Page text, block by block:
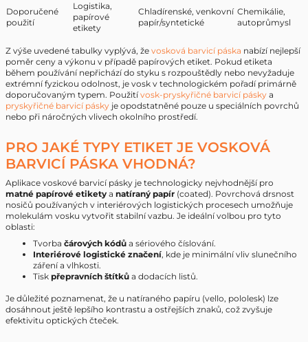
Doporučené
použití
Logistika,
papírové
etikety
Chladírenské, venkovní
papír/syntetické
Chemikálie,
autoprůmysl
Z výše uvedené tabulky vyplývá, že vosková barvicí páska nabízí nejlepší
poměr ceny a výkonu v případě papírových etiket. Pokud etiketa
během používání nepřichází do styku s rozpouštědly nebo nevyžaduje
extrémní fyzickou odolnost, je vosk v technologickém pořadí primárně
doporučovaným typem. Použitívosk-pryskyřičné barvicí pásky a
pryskyřičné barvicí pásky je opodstatněné pouze u speciálních povrchů
nebo při náročných vlivech okolního prostředí.
PRO JAKÉ TYPY ETIKET JE VOSKOVÁ
BARVICÍ PÁSKA VHODNÁ?
Aplikace voskové barvicí pásky je technologicky nejvhodnější pro
matné papírové etikety a natíraný papír (coated). Povrchová drsnost
nosičů používaných v interiérových logistických procesech umožňuje
molekulám vosku vytvořit stabilní vazbu. Je ideální volbou pro tyto
oblasti:
Tvorba čárových kódů a sériového číslování.
Interiérové logistické značení, kde je minimální vliv slunečního
záření a vlhkosti.
Tisk přepravních štítků a dodacích listů.
Je důležité poznamenat, že u natíraného papíru (vello, pololesk) lze
dosáhnout ještě lepšího kontrastu a ostřejších znaků, což zvyšuje
efektivitu optických čteček.